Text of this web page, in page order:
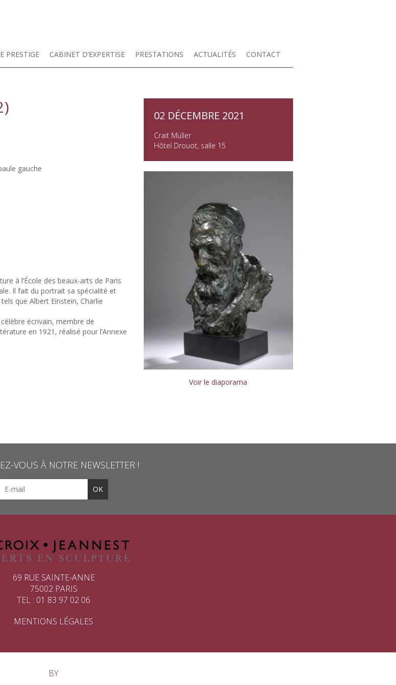
PRESTIGE CABINET D’EXPERTISE PRESTATIONS ACTUALITÉS CONTACT
gauche
à l’École des beaux-arts de Paris
Il fait du portrait sa spécialité et
que Albert Einstein, Charlie
écrivain, membre de
en 1921, réalisé pour l’Annexe
02 DÉCEMBRE 2021
Crait Müller
Hôtel Drouot, salle 15
Voir le diaporama
VOUS À NOTRE NEWSLETTER !
69 RUE SAINTE-ANNE
75002 PARIS
TEL : 01 83 97 02 06
MENTIONS LÉGALES
BY